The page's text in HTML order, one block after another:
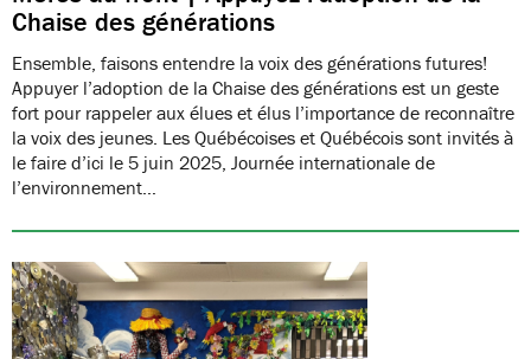
Chaise des générations
Ensemble, faisons entendre la voix des générations futures!
Appuyer l’adoption de la Chaise des générations est un geste
fort pour rappeler aux élues et élus l’importance de reconnaître
la voix des jeunes. Les Québécoises et Québécois sont invités à
le faire d’ici le 5 juin 2025, Journée internationale de
l’environnement…